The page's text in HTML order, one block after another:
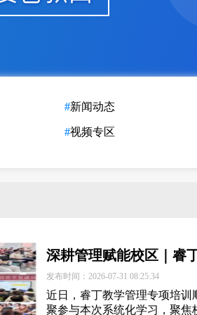
新闻动态
视频专区
深耕管理赋能校区｜睿
发布时间：2026-07-31 08:25:34
近日，睿丁教学管理专项培训
聚参与本次系统化学习，聚焦